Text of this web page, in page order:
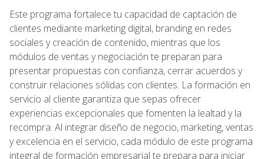
Este programa fortalece tu capacidad de captación de
clientes mediante marketing digital, branding en redes
sociales y creación de contenido, mientras que los
módulos de ventas y negociación te preparan para
presentar propuestas con confianza, cerrar acuerdos y
construir relaciones sólidas con clientes. La formación en
servicio al cliente garantiza que sepas ofrecer
experiencias excepcionales que fomenten la lealtad y la
recompra. Al integrar diseño de negocio, marketing, ventas
y excelencia en el servicio, cada módulo de este programa
integral de formación empresarial te prepara para iniciar